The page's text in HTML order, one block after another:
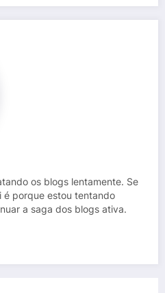
os blogs lentamente. Se
é porque estou tentando
a saga dos blogs ativa.